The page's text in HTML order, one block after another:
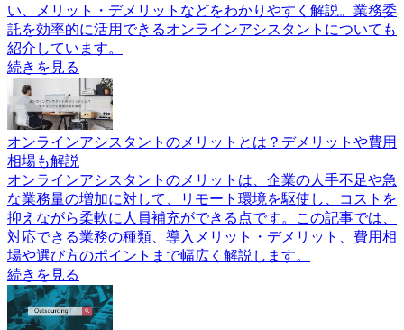
い、メリット・デメリットなどをわかりやすく解説。業務委
託を効率的に活用できるオンラインアシスタントについても
紹介しています。
続きを見る
オンラインアシスタントのメリットとは？デメリットや費用
相場も解説
オンラインアシスタントのメリットは、企業の人手不足や急
な業務量の増加に対して、リモート環境を駆使し、コストを
抑えながら柔軟に人員補充ができる点です。この記事では、
対応できる業務の種類、導入メリット・デメリット、費用相
場や選び方のポイントまで幅広く解説します。
続きを見る